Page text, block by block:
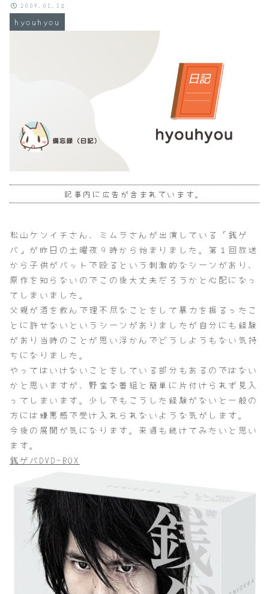
hyouhyou
2009.01.18
記事内に広告が含まれています。
松山ケンイチさん、ミムラさんが出演している「銭ゲ
バ」が昨日の土曜夜９時から始まりました。第１回放送
から子供がバットで殴るという刺激的なシーンがあり、
原作を知らないのでこの後大丈夫だろうかと心配になっ
てしまいました。
父親が酒を飲んで理不尽なことをして暴力を振るったこ
とに許せないというシーンがありましたが自分にも経験
があり当時のことが思い浮かんでどうしようもない気持
ちになりました。
やってはいけないことをしている部分もあるのではない
かと思いますが、野蛮な番組と簡単に片付けられず見入
ってしまいます。少しでもこうした経験がないと一般の
方には嫌悪感で受け入れられないような気がします。
今後の展開が気になります。来週も続けてみたいと思い
ます。
銭ゲバDVD-BOX